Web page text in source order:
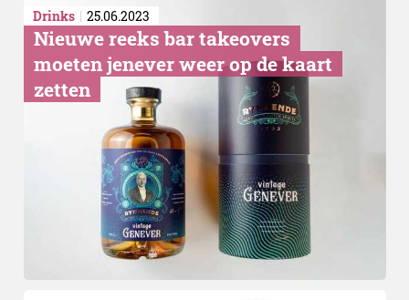
Nodig:
Drinks 25.06.2023
Nieuwe reeks bar takeovers
moeten jenever weer op de kaart
zetten